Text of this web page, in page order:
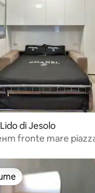
di Jesolo
fronte mare